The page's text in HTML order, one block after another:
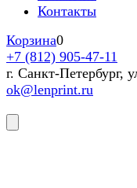
Контакты
Корзина0
+7 (812) 905-47-11
г. Санкт-Петербург,
ok@lenprint.ru